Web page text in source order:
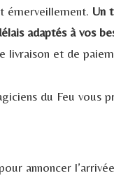
émerveillement. Un
adaptés à vos
livraison et de
du Feu vous
annoncer